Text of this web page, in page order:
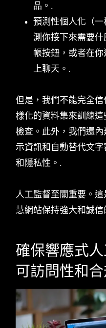
品。.
預測性個人化（
測你接下來需要
帳按鈕，或者在
上聊天。.
但是，我們不能完全
樣化的資料集來訓練
檢查。此外，我們還
示資訊和自動替代文
和隱私性。.
人工監督至關重要。
慧網站保持強大和誠
確保響應式
可訪問性和